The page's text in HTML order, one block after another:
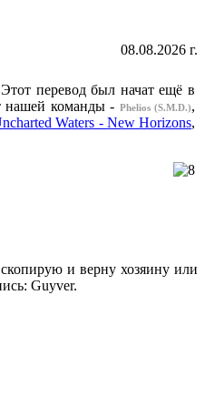
08.08.2026 г.
перевод был начат ещё в
нашей команды - Phelios (S.M.D.),
Waters - New Horizons,
и верну хозяину или
Guyver.